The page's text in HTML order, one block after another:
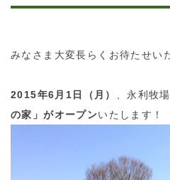
みなさま大変長らくお待たせい
2015年6月1日（月） 、永利牧
の家」がオープンいたします！